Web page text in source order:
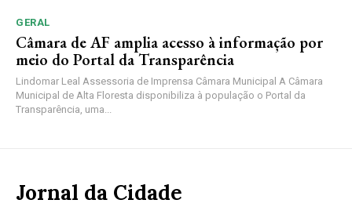
GERAL
Câmara de AF amplia acesso à informação por
meio do Portal da Transparência
Lindomar Leal Assessoria de Imprensa Câmara Municipal A Câmara
Municipal de Alta Floresta disponibiliza à população o Portal da
Transparência, uma...
Jornal da Cidade